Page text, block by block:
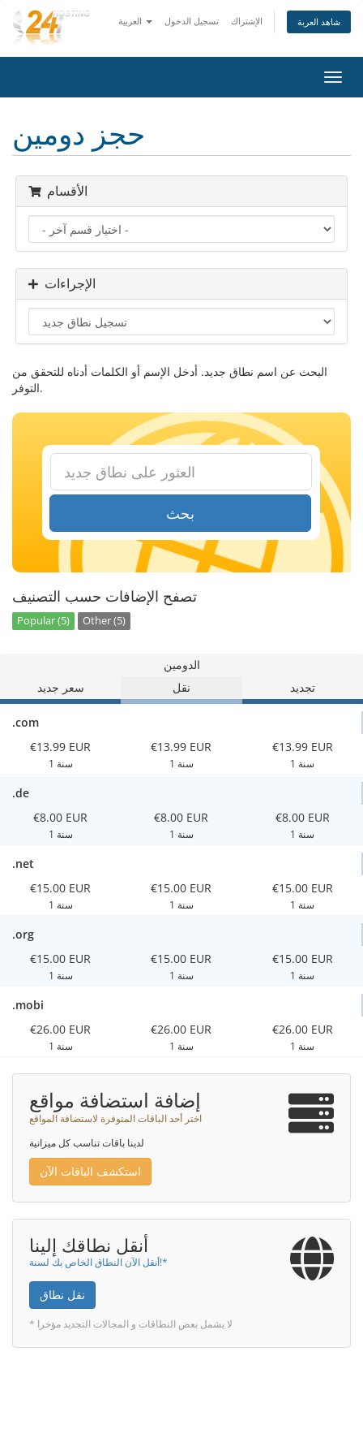
تسجيل الدخول الإشتراك شاهد العربة
تبديل
التنقل
حجز دومين
الأقسام
الإجراءات
البحث عن اسم نطاق جديد. أدخل الإسم أو الكلمات أدناه للتحقق من
التوفر.
بحث
تصفح الإضافات حسب التصنيف
Popular (5) Other (5)
الدومين
سعر جديد
نقل تجديد
.com
€13.99 EUR
1 سنة
€13.99 EUR
1 سنة
€13.99 EUR
1 سنة
.de
€8.00 EUR
1 سنة
€8.00 EUR
1 سنة
€8.00 EUR
1 سنة
.net
€15.00 EUR
1 سنة
€15.00 EUR
1 سنة
€15.00 EUR
1 سنة
.org
€15.00 EUR
1 سنة
€15.00 EUR
1 سنة
€15.00 EUR
1 سنة
.mobi
€26.00 EUR
1 سنة
€26.00 EUR
1 سنة
€26.00 EUR
1 سنة
إضافة استضافة مواقع
اختر أحد الباقات المتوفرة لاستضافة المواقع
لدينا باقات تناسب كل ميزانية
استكشف الباقات الآن
أنقل نطاقك إلينا
أنقل الآن النطاق الخاص بك لسنة!*
نقل نطاق
* لا يشمل بعض النطاقات و المجالات التجديد مؤخرا